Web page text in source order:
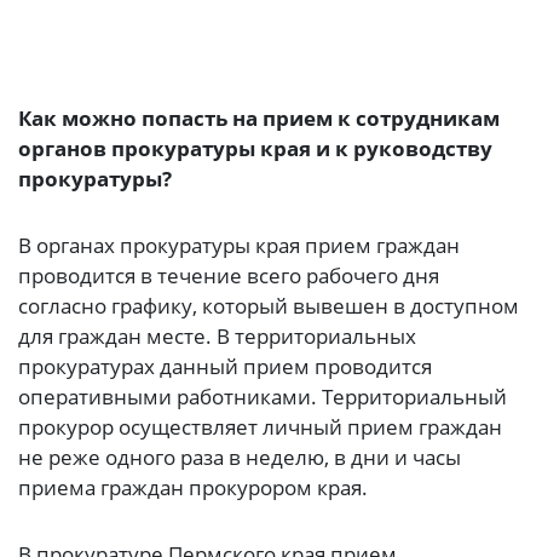
Как можно попасть на прием к сотрудникам
органов прокуратуры края и к руководству
прокуратуры?
В органах прокуратуры края прием граждан
проводится в течение всего рабочего дня
согласно графику, который вывешен в доступном
для граждан месте. В территориальных
прокуратурах данный прием проводится
оперативными работниками. Территориальный
прокурор осуществляет личный прием граждан
не реже одного раза в неделю, в дни и часы
приема граждан прокурором края.